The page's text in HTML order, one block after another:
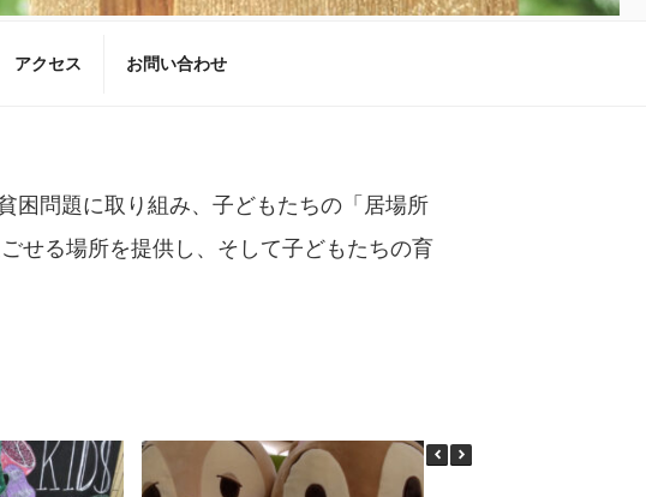
アクセス お問い合わせ
困問題に取り組み、子どもたちの「居場所
せる場所を提供し、そして子どもたちの育